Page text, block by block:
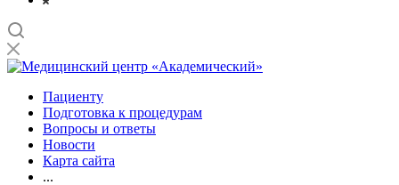
Пациенту
Подготовка к процедурам
Вопросы и ответы
Новости
Карта сайта
...